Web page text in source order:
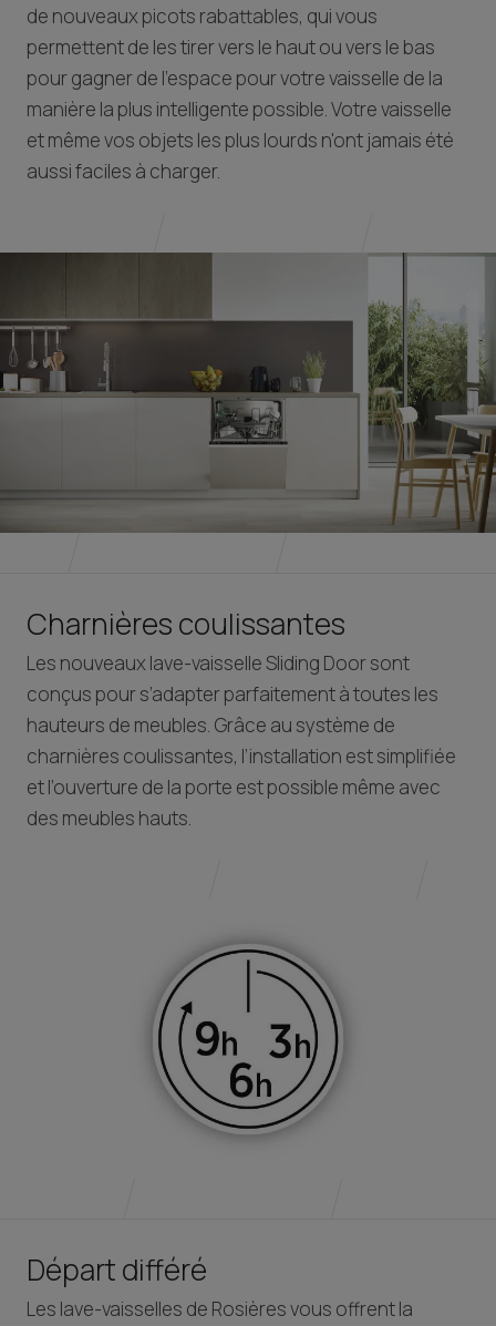
de nouveaux picots rabattables, qui vous
permettent de les tirer vers le haut ou vers le bas
pour gagner de l'espace pour votre vaisselle de la
manière la plus intelligente possible. Votre vaisselle
et même vos objets les plus lourds n'ont jamais été
aussi faciles à charger.
Charnières coulissantes
Les nouveaux lave-vaisselle Sliding Door sont
conçus pour s’adapter parfaitement à toutes les
hauteurs de meubles. Grâce au système de
charnières coulissantes, l’installation est simplifiée
et l’ouverture de la porte est possible même avec
des meubles hauts.
Départ différé
Les lave-vaisselles de Rosières vous offrent la